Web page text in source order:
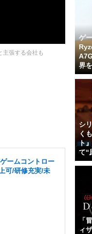
張する会社も
ームコントロー
可/研修充実/未
ゲ
界
シ
く
ト
て“
「
ィ